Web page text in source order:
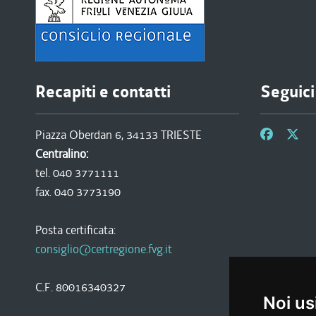
Noi
Recapiti e contatti
Piazza Oberdan 6, 34133 TRIESTE
Centralino:
tel. 040 3771111
fax. 040 3773190
Posta certificata:
consiglio@certregione.fvg.it
C.F. 80016340327